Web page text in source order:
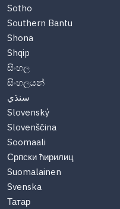
Sotho
Southern Bantu
Shona
Shqip
සිංහල
සිංහලයන්
سنڌي
Slovenský
Slovenščina
Soomaali
Српски ћирилиц
Suomalainen
Svenska
Татар